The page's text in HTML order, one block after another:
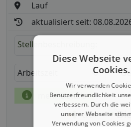
Lauf
aktualisiert seit:
Stellenbeschreibung:
Arbeitszeit
mehr Details
Teilen
Diese Webseite
Cookies.
Wir verwenden
Benutzerfreundlichkeit
verbessern. Durch die
unserer Webseite
Verwendung von Cookies